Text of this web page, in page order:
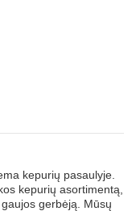
kepurių pasaulyje.
kepurių asortimentą,
gerbėją. Mūsų